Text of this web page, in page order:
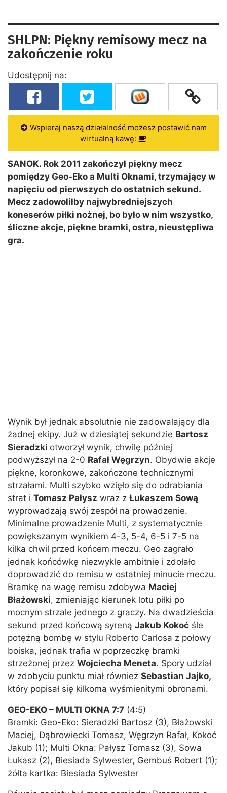
SHLPN: Piękny remisowy mecz na
zakończenie roku
Udostępnij na:
Wspieraj naszą działalność możesz postawić nam
wirtualną kawę:
SANOK. Rok 2011 zakończył piękny mecz
pomiędzy Geo-Eko a Multi Oknami, trzymający w
napięciu od pierwszych do ostatnich sekund.
Mecz zadowoliłby najwybredniejszych
koneserów piłki nożnej, bo było w nim wszystko,
śliczne akcje, piękne bramki, ostra, nieustępliwa
gra.
Wynik był jednak absolutnie nie zadowalający dla
żadnej ekipy. Już w dziesiątej sekundzie Bartosz
Sieradzki otworzył wynik, chwilę później
podwyższył na 2-0 Rafał Węgrzyn. Obydwie akcje
piękne, koronkowe, zakończone technicznymi
strzałami. Multi szybko wzięło się do odrabiania
strat i Tomasz Pałysz wraz z Łukaszem Sową
wyprowadzają swój zespół na prowadzenie.
Minimalne prowadzenie Multi, z systematycznie
powiększanym wynikiem 4-3, 5-4, 6-5 i 7-5 na
kilka chwil przed końcem meczu. Geo zagrało
jednak końcówkę niezwykle ambitnie i zdołało
doprowadzić do remisu w ostatniej minucie meczu.
Bramkę na wagę remisu zdobywa Maciej
Błażowski, zmieniając kierunek lotu piłki po
mocnym strzale jednego z graczy. Na dwadzieścia
sekund przed końcową syreną Jakub Kokoć śle
potężną bombę w stylu Roberto Carlosa z połowy
boiska, jednak trafia w poprzeczkę bramki
strzeżonej przez Wojciecha Meneta. Spory udział
w zdobyciu punktu miał również Sebastian Jajko,
który popisał się kilkoma wyśmienitymi obronami.
GEO-EKO – MULTI OKNA 7:7 (4:5)
Bramki: Geo-Eko: Sieradzki Bartosz (3), Błażowski
Maciej, Dąbrowiecki Tomasz, Węgrzyn Rafał, Kokoć
Jakub (1); Multi Okna: Pałysz Tomasz (3), Sowa
Łukasz (2), Biesiada Sylwester, Gembuś Robert (1);
żółta kartka: Biesiada Sylwester